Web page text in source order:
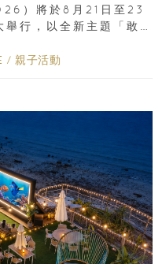
）將於8月21日至23
舉行，以全新主題「敢
/ 親子活動